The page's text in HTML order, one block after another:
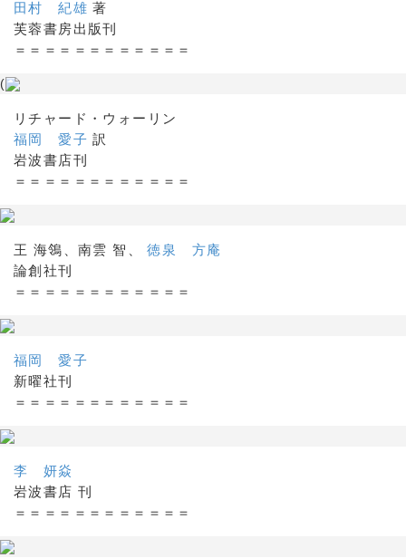
田村 紀雄 著
芙蓉書房出版刊
＝＝＝＝＝＝＝＝＝＝＝＝
(
リチャード・ウォーリン
福岡 愛子 訳
岩波書店刊
＝＝＝＝＝＝＝＝＝＝＝＝
王 海鴒、南雲 智、徳泉 方庵
論創社刊
＝＝＝＝＝＝＝＝＝＝＝＝
福岡 愛子
新曜社刊
＝＝＝＝＝＝＝＝＝＝＝＝
李 妍焱
岩波書店 刊
＝＝＝＝＝＝＝＝＝＝＝＝